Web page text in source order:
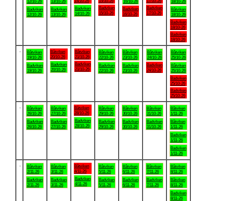
12/10-26
Badviken
12/10-26
13/10-26
Badviken
13/10-26
Badviken
14/10-26
Badviken
15/10-26
16/10-26
Badviken
16/10-26
Badviken
17/10-26
18/10-26
Båtviken
18/10-26
Badviken
18/10-26
Badviken
18/10-26
Båtviken
19/10-26
Badviken
19/10-26
Båtviken
20/10-26
Badviken
20/10-26
Båtviken
21/10-26
Badviken
21/10-26
Båtviken
22/10-26
Badviken
22/10-26
Båtviken
23/10-26
Badviken
23/10-26
Båtviken
24/10-26
Badviken
24/10-26
Båtviken
25/10-26
Båtviken
25/10-26
Badviken
25/10-26
Badviken
25/10-26
Båtviken
26/10-26
Badviken
26/10-26
Båtviken
27/10-26
Badviken
27/10-26
Båtviken
28/10-26
Badviken
28/10-26
Båtviken
29/10-26
Badviken
29/10-26
Båtviken
30/10-26
Badviken
30/10-26
Båtviken
31/10-26
Badviken
31/10-26
Båtviken
1/11-26
Båtviken
1/11-26
Badviken
1/11-26
Badviken
1/11-26
Båtviken
2/11-26
Badviken
2/11-26
Båtviken
3/11-26
Badviken
3/11-26
Båtviken
4/11-26
Badviken
4/11-26
Båtviken
5/11-26
Badviken
5/11-26
Båtviken
6/11-26
Badviken
6/11-26
Båtviken
7/11-26
Badviken
7/11-26
Båtviken
8/11-26
Båtviken
8/11-26
Badviken
8/11-26